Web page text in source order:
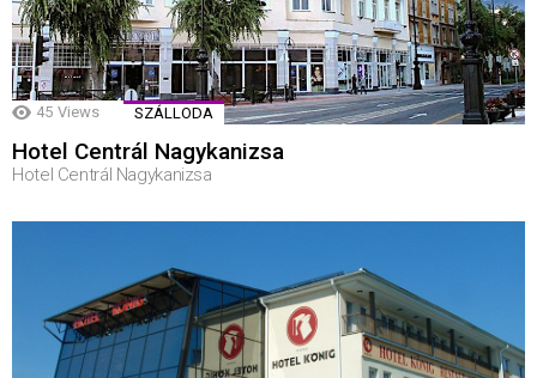
45 Views SZÁLLODA
Hotel Centrál Nagykanizsa
Hotel Centrál Nagykanizsa